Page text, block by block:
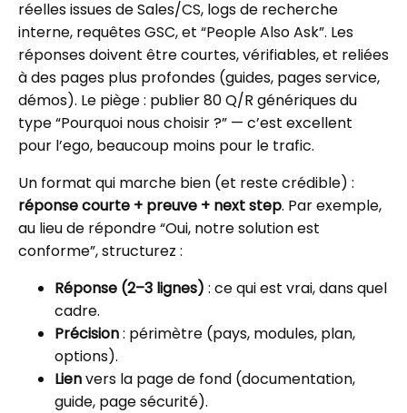
réelles issues de Sales/CS, logs de recherche
interne, requêtes GSC, et “People Also Ask”. Les
réponses doivent être courtes, vérifiables, et reliées
à des pages plus profondes (guides, pages service,
démos). Le piège : publier 80 Q/R génériques du
type “Pourquoi nous choisir ?” — c’est excellent
pour l’ego, beaucoup moins pour le trafic.
Un format qui marche bien (et reste crédible) :
réponse courte + preuve + next step. Par exemple,
au lieu de répondre “Oui, notre solution est
conforme”, structurez :
Réponse (2–3 lignes) : ce qui est vrai, dans quel
cadre.
Précision: périmètre (pays, modules, plan,
options).
Lienvers la page de fond (documentation,
guide, page sécurité).